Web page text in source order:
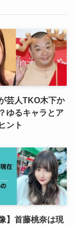
芸人TKO木下か
ゆるキャラとア
ント
】首藤桃奈は現